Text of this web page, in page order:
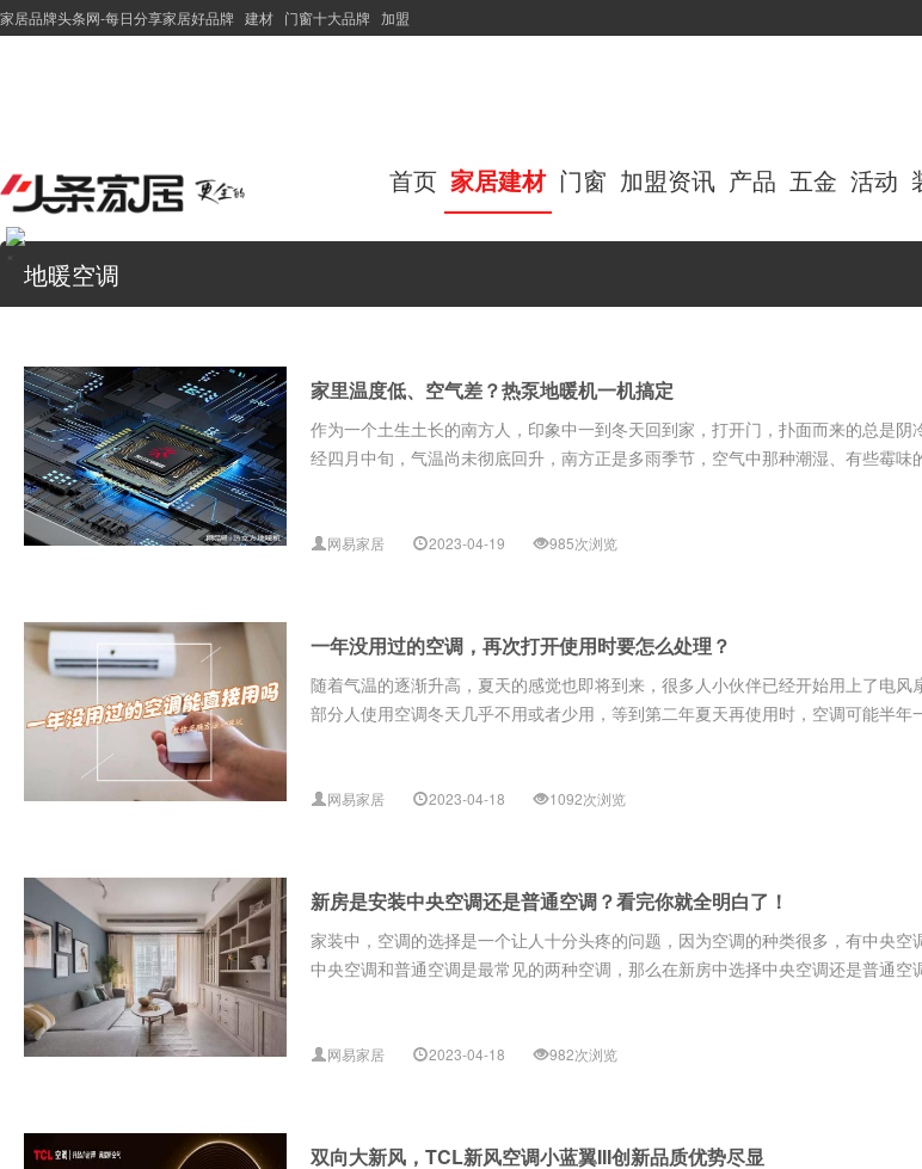
家居品牌头条网-每日分享家居好品牌 建材 门窗十大品牌 加盟
首页 家居建材 门窗 加盟资讯 产品 五金 活动
×
地暖空调
家里温度低、空气差？热泵地暖机一机搞定
作为一个土生土长的南方人，印象中一到冬天回到家，打开门，扑面而来的总是阴
经四月中旬，气温尚未彻底回升，南方正是多雨季节，空气中那种潮湿、有些霉味
网易家居 2023-04-19 985次浏览
一年没用过的空调，再次打开使用时要怎么处理？
随着气温的逐渐升高，夏天的感觉也即将到来，很多人小伙伴已经开始用上了电
部分人使用空调冬天几乎不用或者少用，等到第二年夏天再使用时，空调可能半年
网易家居 2023-04-18 1092次浏览
新房是安装中央空调还是普通空调？看完你就全明白了！
家装中，空调的选择是一个让人十分头疼的问题，因为空调的种类很多，有中央
中央空调和普通空调是最常见的两种空调，那么在新房中选择中央空调还是普通空
网易家居 2023-04-18 982次浏览
双向大新风，TCL新风空调小蓝翼III创新品质优势尽显